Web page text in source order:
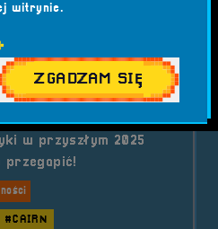
2024-12-31
w 2025
kurnika: najciekawiej
w przyszłym 2025
przegapić!
#CAIRN
witrynie.
ZGADZAM SIĘ